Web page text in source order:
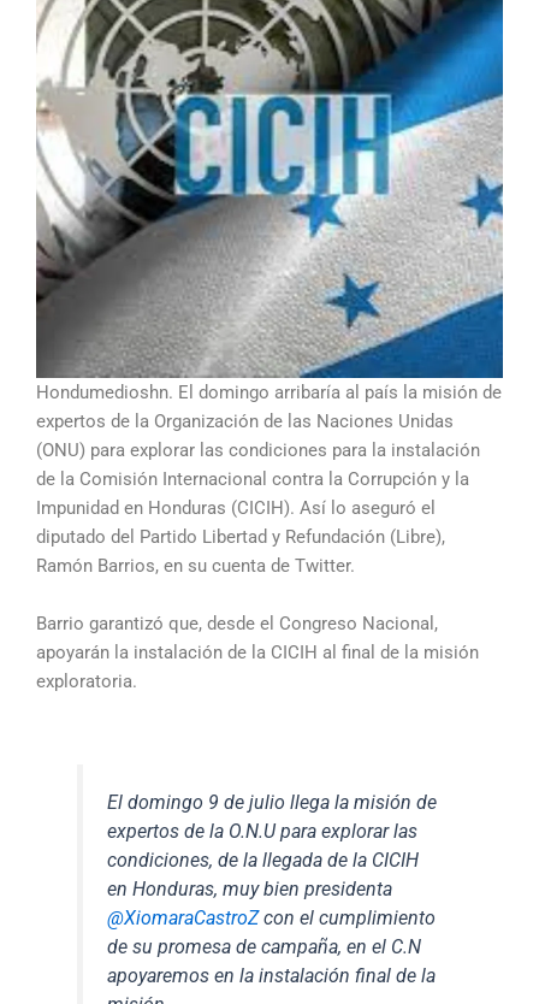
Hondumedioshn. El domingo arribaría al país la misión de
expertos de la Organización de las Naciones Unidas
(ONU) para explorar las condiciones para la instalación
de la Comisión Internacional contra la Corrupción y la
Impunidad en Honduras (CICIH). Así lo aseguró el
diputado del Partido Libertad y Refundación (Libre),
Ramón Barrios, en su cuenta de Twitter.
Barrio garantizó que, desde el Congreso Nacional,
apoyarán la instalación de la CICIH al final de la misión
exploratoria.
El domingo 9 de julio llega la misión de
expertos de la O.N.U para explorar las
condiciones, de la llegada de la CICIH
en Honduras, muy bien presidenta
@XiomaraCastroZcon el cumplimiento
de su promesa de campaña, en el C.N
apoyaremos en la instalación final de la